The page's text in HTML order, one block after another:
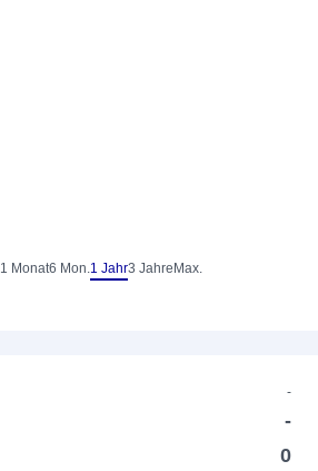
1 Monat6 Mon.1 Jahr3 Jahre Max.
-
-
0